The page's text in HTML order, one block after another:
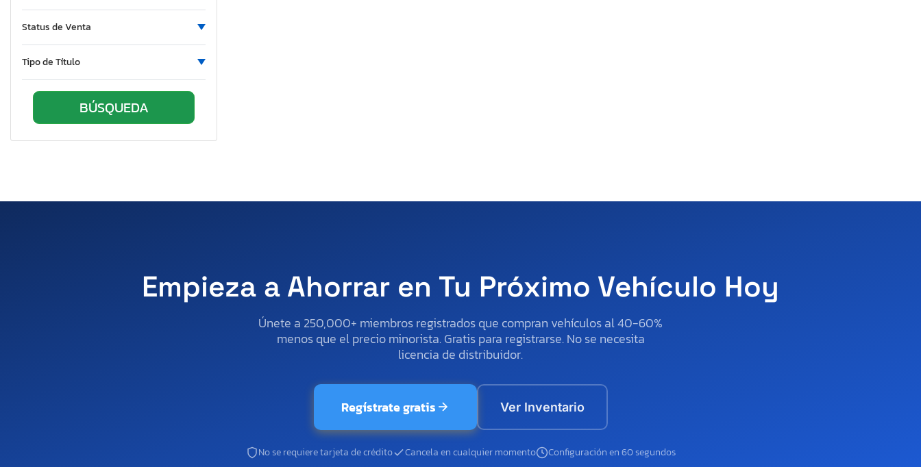
Status de Venta
Tipo de Título
Empieza a Ahorrar en Tu Próximo Vehículo Hoy
Únete a 250,000+ miembros registrados que compran vehículos al 40-60%
menos que el precio minorista. Gratis para registrarse. No se necesita
licencia de distribuidor.
Regístrate gratis Ver Inventario
No se requiere tarjeta de crédito Cancela en cualquier momento Configuración en 60 segundos